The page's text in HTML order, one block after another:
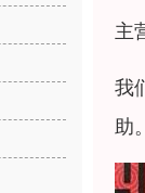
主
我
助